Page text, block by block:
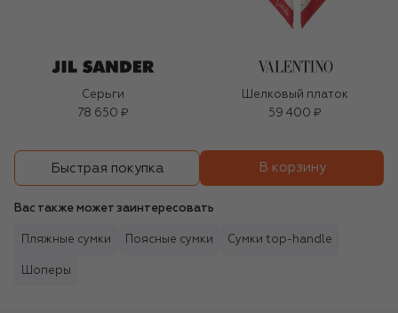
Серьги
78 650 ₽
Шелковый платок
59 400 ₽
Быстрая покупка В корзину
Вас также может заинтересовать
Пляжные сумки Поясные сумки Сумки top-handle
Шоперы